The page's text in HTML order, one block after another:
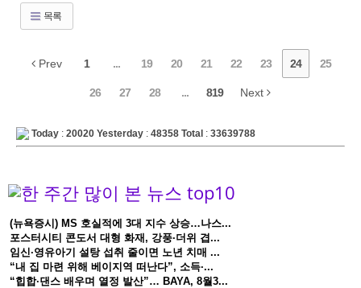
목록
Prev 1 ... 19 20 21 22 23 24 25
26 27 28 ... 819 Next
Today : 20020 Yesterday : 48358 Total : 33639788
(뉴욕증시) MS 호실적에 3대 지수 상승…나스...
포스터시티 콘도서 대형 화재, 강풍·더위 겹...
임신·영유아기 설탕 섭취 줄이면 노년 치매 ...
“내 집 마련 위해 베이지역 떠난다”, 소득·...
“힙합·댄스 배우며 열정 발산”… BAYA, 8월3...